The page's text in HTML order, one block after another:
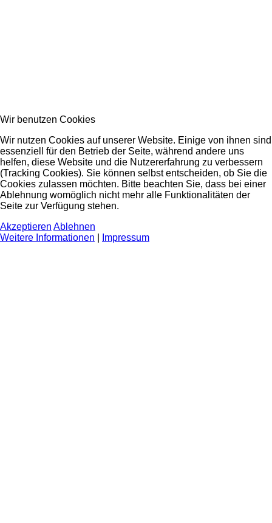
Wir benutzen Cookies
Wir nutzen Cookies auf unserer Website. Einige von ihnen sind
essenziell für den Betrieb der Seite, während andere uns
helfen, diese Website und die Nutzererfahrung zu verbessern
(Tracking Cookies). Sie können selbst entscheiden, ob Sie die
Cookies zulassen möchten. Bitte beachten Sie, dass bei einer
Ablehnung womöglich nicht mehr alle Funktionalitäten der
Seite zur Verfügung stehen.
Akzeptieren Ablehnen
Weitere Informationen
Impressum